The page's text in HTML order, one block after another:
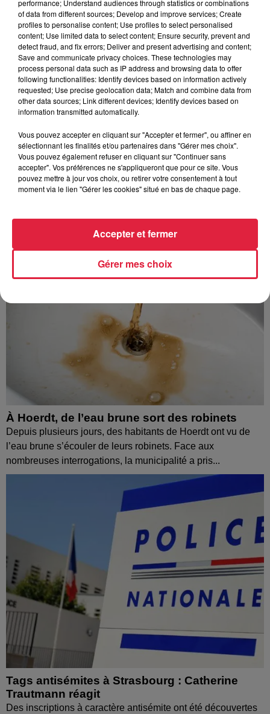
Les sentiers poussettes de la Vallée de Villé
La Vallée de Villé propose 14 randonnées à faire en
poussette ou avec de jeunes enfants. Idéal pour découvrir la
À Hoerdt, de l’eau brune sort des robinets
Depuis plusieurs jours, des habitants de Hoerdt ont vu de
l’eau brune s’écouler de leurs robinets. Face aux
nombreuses interrogations, la municipalité a pris...
Tags antisémites à Strasbourg : Catherine
Trautmann réagit
Des inscriptions à caractère antisémite ont été découvertes
performance; Understand audiences through statistics or combinations
of data from different sources; Develop and improve services; Create
profiles to personalise content; Use profiles to select personalised
content; Use limited data to select content; Ensure security, prevent and
detect fraud, and fix errors; Deliver and present advertising and content;
Save and communicate privacy choices. These technologies may
process personal data such as IP address and browsing data to offer
following functionalities: Identify devices based on information actively
requested; Use precise geolocation data; Match and combine data from
other data sources; Link different devices; Identify devices based on
information transmitted automatically.
Vous pouvez accepter en cliquant sur "Accepter et fermer", ou affiner en
sélectionnant les finalités et/ou partenaires dans "Gérer mes choix".
Vous pouvez également refuser en cliquant sur "Continuer sans
accepter". Vos préférences ne s'appliqueront que pour ce site. Vous
pouvez mettre à jour vos choix, ou retirer votre consentement à tout
moment via le lien "Gérer les cookies" situé en bas de chaque page.
Gérer mes choix
Accepter et fermer